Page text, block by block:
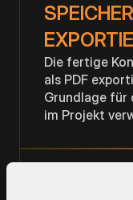
Die fertige
als PDF
Grundlage für
im Projekt